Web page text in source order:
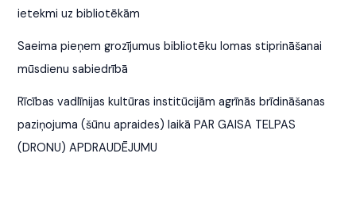
ietekmi uz bibliotēkām
Saeima pieņem grozījumus bibliotēku lomas stiprināšanai
mūsdienu sabiedrībā
Rīcības vadlīnijas kultūras institūcijām agrīnās brīdināšanas
paziņojuma (šūnu apraides) laikā PAR GAISA TELPAS
(DRONU) APDRAUDĒJUMU